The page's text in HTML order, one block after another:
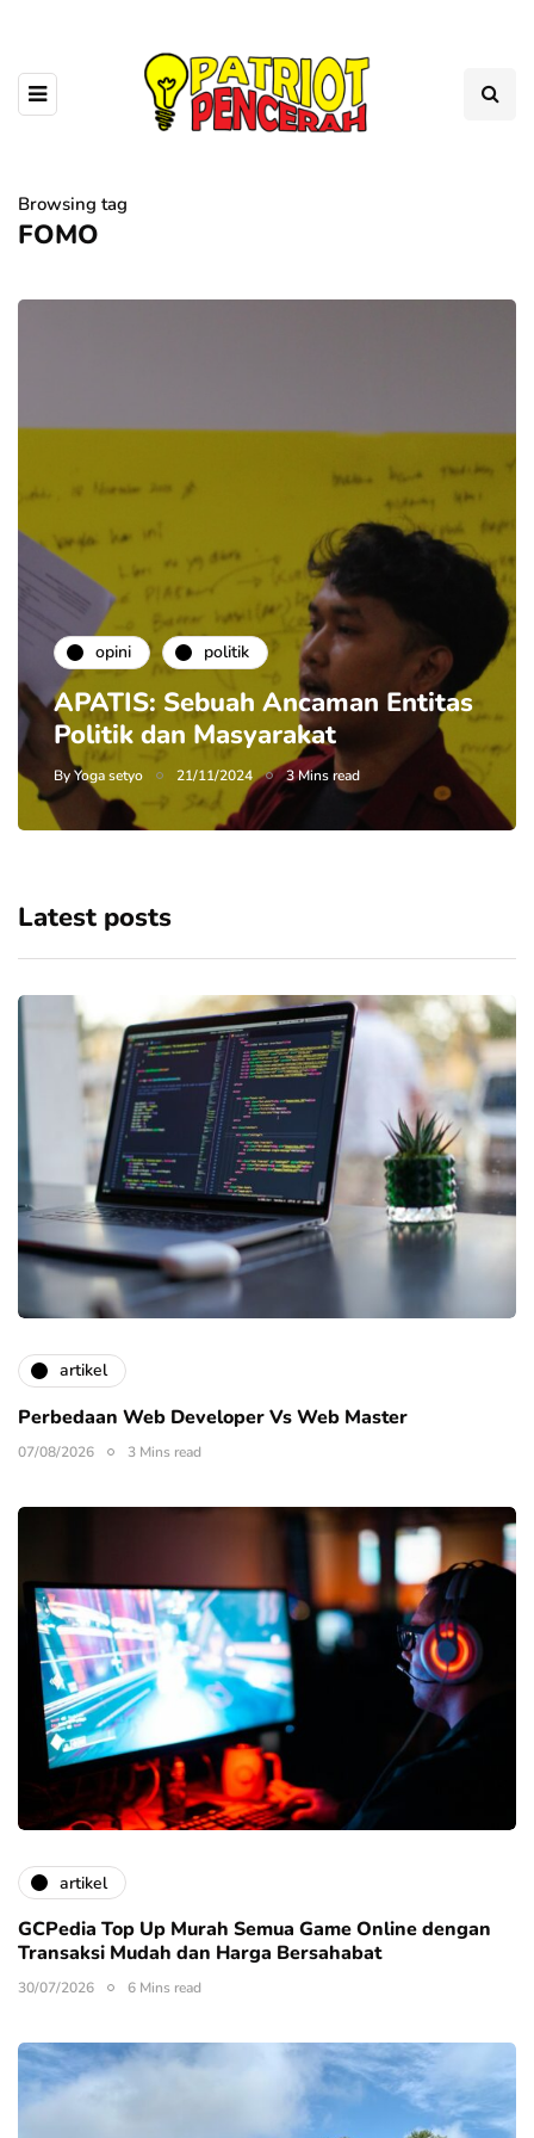
Browsing tag
FOMO
opini politik
APATIS: Sebuah Ancaman Entitas
Politik dan Masyarakat
ByYoga setyo 21/11/2024 3 Mins read
Latest posts
artikel
Perbedaan Web Developer Vs Web Master
07/08/2026 3 Mins read
artikel
GCPedia Top Up Murah Semua Game Online dengan
Transaksi Mudah dan Harga Bersahabat
30/07/2026 6 Mins read